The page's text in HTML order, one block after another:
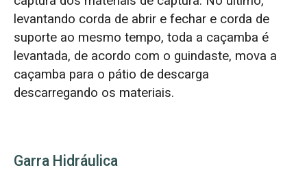
levantando corda de abrir e fechar e corda de
suporte ao mesmo tempo, toda a caçamba é
levantada, de acordo com o guindaste, mova a
caçamba para o pátio de descarga
descarregando os materiais.
Garra Hidráulica